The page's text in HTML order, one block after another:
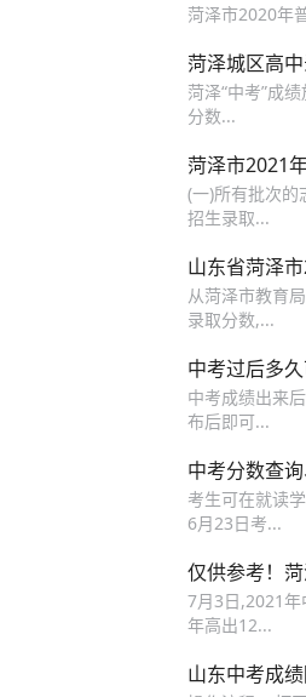
菏泽市2020年
菏泽城区高
菏泽“中考”成
分数...
菏泽市2021
(一)所有批次
招生录取...
山东省菏泽
从菏泽市教育
录取分数,...
中考过后多
中考成绩出来
布后即可...
中考分数查
考生可在就读
6月23日考...
仅供参考！
7月3日,2021
年高出12...
山东中考成